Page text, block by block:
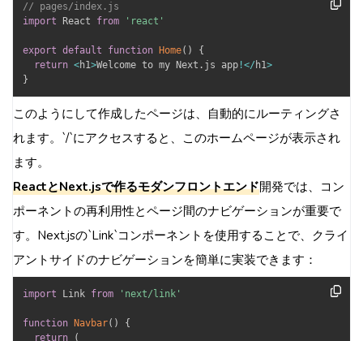
// pages/index.js
import React from 'react'
export default function Home( )
{
return <h1>Welcome to my Next . js app !</ h1>
}
このようにして作成したページは、自動的にルーティングさ
れます。`/`にアクセスすると、このホームページが表示され
ます。
ReactとNext.jsで作るモダンフロントエンド開発では、コン
ポーネントの再利用性とページ間のナビゲーションが重要で
す。Next.jsの`Link`コンポーネントを使用することで、クライ
アントサイドのナビゲーションを簡単に実装できます：
import Link from 'next/link'
function Navbar( )
{
return
(